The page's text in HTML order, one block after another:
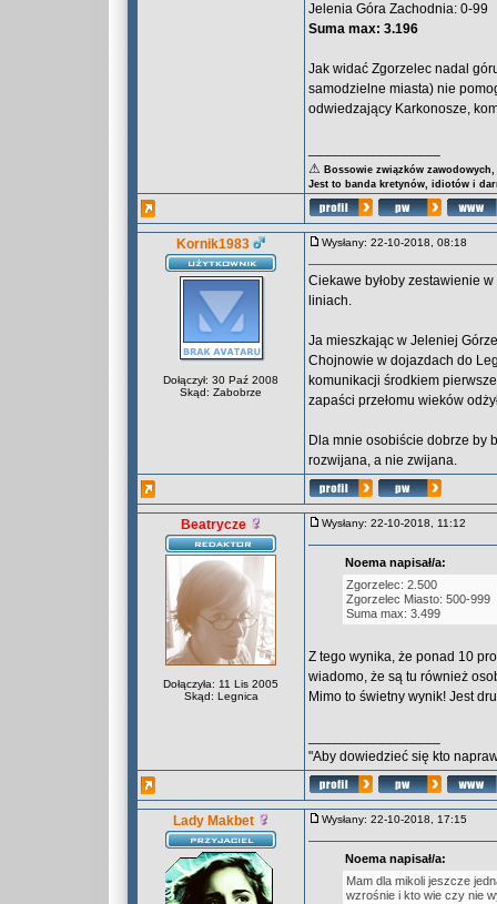
Jelenia Góra Zachodnia: 0-99
Suma max: 3.196
Jak widać Zgorzelec nadal
samodzielne miasta) nie
odwiedzający Karkonosze,
⚠ Bossowie związków
Jest to banda kretynów, idiotów i
Kornik1983
Dołączył: 30 Paź 2008
Skąd: Zabobrze
Wysłany: 22-10-2018, 08:18
Ciekawe byłoby zestawienie
liniach.
Ja mieszkając w Jeleniej
Chojnowie w dojazdach do
komunikacji środkiem
zapaści przełomu wieków
Dla mnie osobiście dobrze by
rozwijana, a nie zwijana.
Beatrycze
Dołączyła: 11 Lis 2005
Skąd: Legnica
Wysłany: 22-10-2018, 11:12
Noema napisał/a:
Zgorzelec: 2.500
Zgorzelec Miasto: 500-999
Suma max: 3.499
Z tego wynika, że ponad 10
wiadomo, że są tu również
Mimo to świetny wynik! Jest
"Aby dowiedzieć się kto
Lady Makbet Wysłany: 22-10-2018, 17:15
Noema napisał/a:
Mam dla mikoli jeszcze
wzrośnie i kto wie czy nie